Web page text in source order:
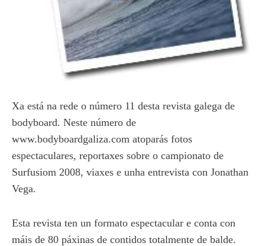
Xa está na rede o número 11 desta revista galega de
bodyboard. Neste número de
www.bodyboardgaliza.com atoparás fotos
espectaculares, reportaxes sobre o campionato de
Surfusiom 2008, viaxes e unha entrevista con Jonathan
Vega.
Esta revista ten un formato espectacular e conta con
máis de 80 páxinas de contidos totalmente de balde.